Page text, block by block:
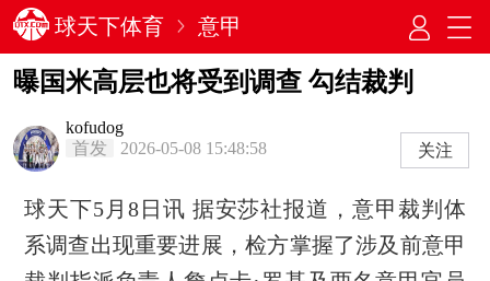
球天下体育 意甲
曝国米高层也将受到调查 勾结裁判
kofudog
首发
2026-05-08 15:48:58 关注
球天下5月8日讯 据安莎社报道，意甲裁判体
系调查出现重要进展，检方掌握了涉及前意甲